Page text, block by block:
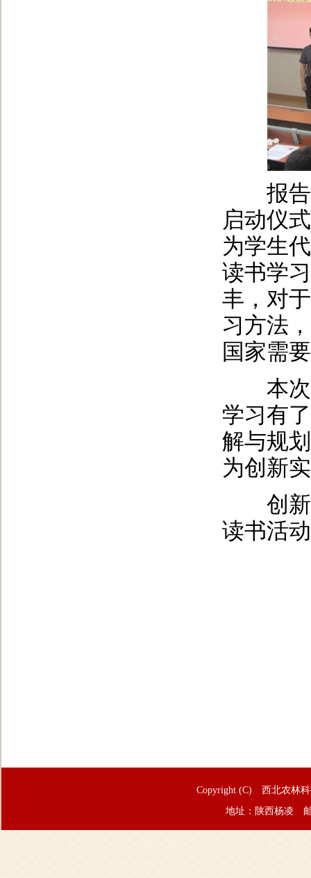
报告会
启动仪
为学生
读书学
丰，对
习方法
国家需
本次报
学习有
解与规
为创新
创新
读书活
Copyright (C) 西北农林
地址：陕西杨凌